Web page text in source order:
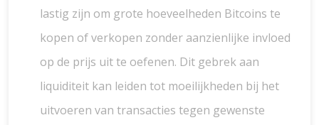
lastig zijn om grote hoeveelheden Bitcoins te
kopen of verkopen zonder aanzienlijke invloed
op de prijs uit te oefenen. Dit gebrek aan
liquiditeit kan leiden tot moeilijkheden bij het
uitvoeren van transacties tegen gewenste